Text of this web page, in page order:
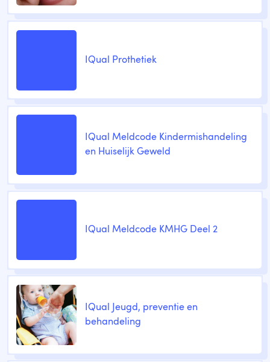
IQual Prothetiek
IQual Meldcode Kindermishandeling
en Huiselijk Geweld
IQual Meldcode KMHG Deel 2
IQual Jeugd, preventie en
behandeling